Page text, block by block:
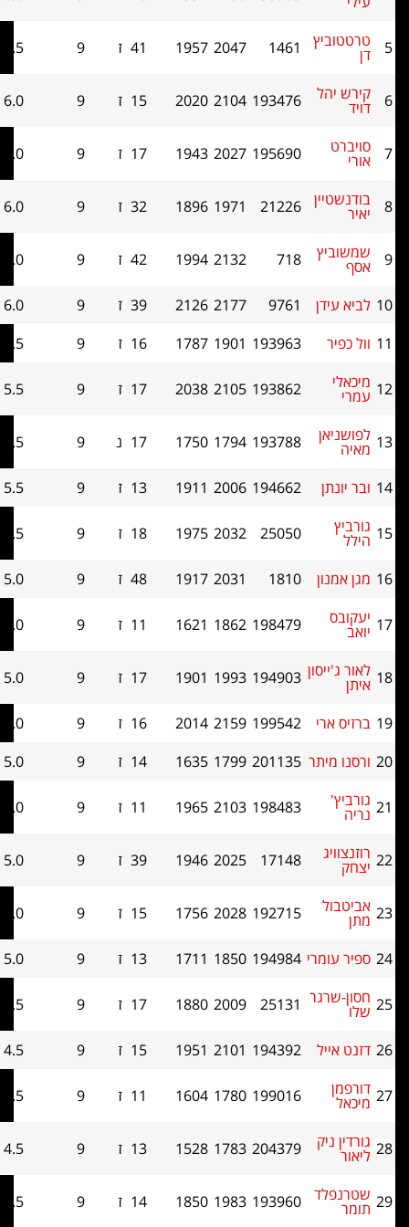
1461
2047
1957
41 ז 6.5
193476
2104
2020
15 ז 6.0
195690
2027
1943
17 ז 6.0
21226
1971
1896
32 ז 6.0
718
2132
1994
42 ז 6.0
9761
2177
2126
39 ז 6.0
193963
1901
1787
16 ז 5.5
193862
2105
2038
17 ז 5.5
193788
1794
1750
17 נ 5.5
194662
2006
1911
13 ז 5.5
25050
2032
1975
18 ז 5.5
1810
2031
1917
48 ז 5.0
198479
1862
1621
11 ז 5.0
194903
1993
1901
17 ז 5.0
199542
2159
2014
16 ז 5.0
201135
1799
1635
14 ז 5.0
198483
2103
1965
11 ז 5.0
17148
2025
1946
39 ז 5.0
192715
2028
1756
15 ז 5.0
194984
1850
1711
13 ז 5.0
25131
2009
1880
17 ז 4.5
194392
2101
1951
15 ז 4.5
199016
1780
1604
11 ז 4.5
204379
1783
1528
13 ז 4.5
193960
1983
1850
14 ז 4.5